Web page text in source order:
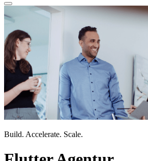
Build. Accelerate. Scale.